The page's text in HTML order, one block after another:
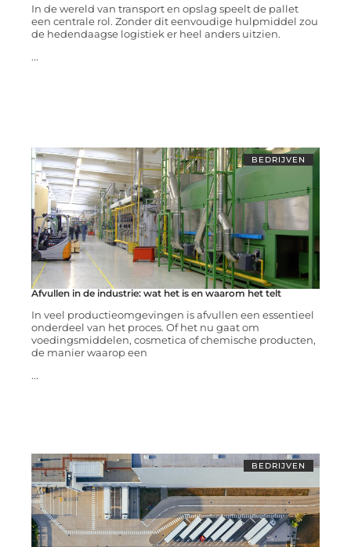
In de wereld van transport en opslag speelt de pallet
een centrale rol. Zonder dit eenvoudige hulpmiddel zou
de hedendaagse logistiek er heel anders uitzien.
...
BEDRIJVEN
Afvullen in de industrie: wat het is en waarom het telt
In veel productieomgevingen is afvullen een essentieel
onderdeel van het proces. Of het nu gaat om
voedingsmiddelen, cosmetica of chemische producten,
de manier waarop een
...
BEDRIJVEN